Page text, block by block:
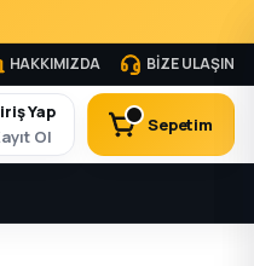
HAKKIMIZDA BİZE ULAŞIN
Yap
Ol
Sepetim